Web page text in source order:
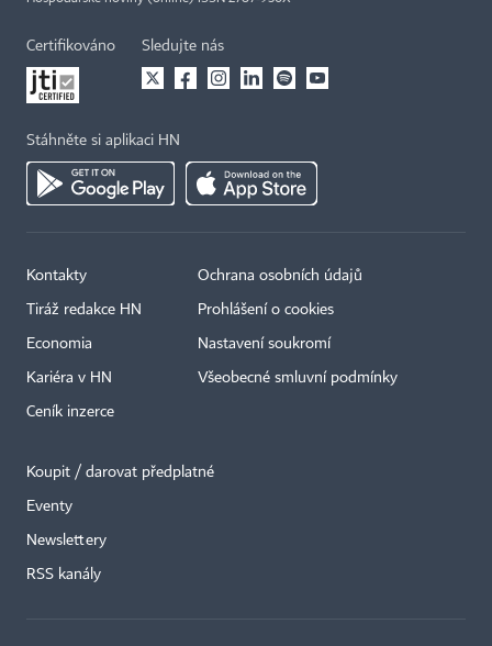
Certifikováno Sledujte nás
Stáhněte si aplikaci HN
Kontakty
Tiráž redakce HN
Economia
Kariéra v HN
Ceník inzerce
Ochrana osobních údajů
Prohlášení o cookies
Nastavení soukromí
Všeobecné smluvní podmínky
Koupit / darovat předplatné
Eventy
Newslettery
RSS kanály